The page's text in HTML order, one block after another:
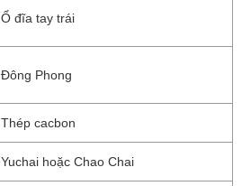
Ổ đĩa tay trái
Đông Phong
Thép cacbon
Yuchai hoặc Chao Chai